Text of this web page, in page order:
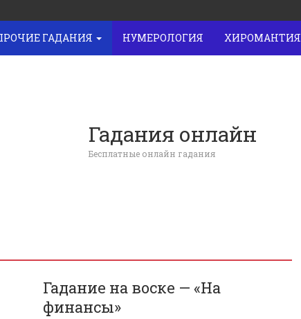
ГАДАНИЯ НУМЕРОЛОГИЯ ХИРОМАНТИЯ
Гадания онлайн
Бесплатные онлайн гадания
Гадание на воске — «На
финансы»